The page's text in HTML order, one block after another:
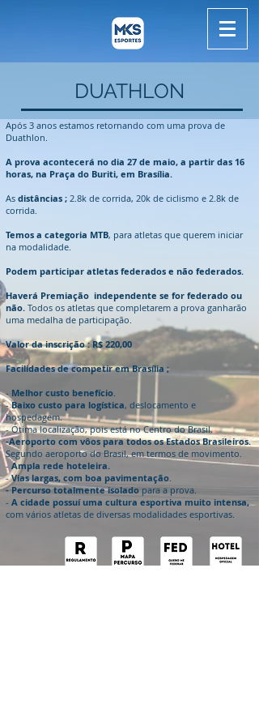
DUATHLON
Após 3 anos estamos retornando com uma prova de
Duathlon.
A prova acontecerá no dia 27 de maio, a partir das 16
horas, na Praça do Buriti, em Brasília.
As distâncias ; 2.8k de corrida, 20k de ciclismo e 2.8k de
corrida.
Temos a categoria MTB, para atletas que querem iniciar
na modalidade.
Podem participar atletas federados e não federados.
Haverá Premiação independente se for federado ou
não. Todos os atletas que completarem a prova ganharão
uma medalha de participação.
Valor da inscrição : R$ 220,00
Facilidades de competir em Brasília ;
- Melhor custo benefício.
-Baixo custo para logística, deslocamento e
hospedagem.
- Ótima localização, pois está no Centro do Brasil.
-Aeroporto com vôos para todos os Estados Brasileiros.
Segundo aeroporto do Brasil, em termos de movimento.
- Ampla rede hoteleira.
-Vias largas, com boa pavimentação.
- Percurso totalmente isolado para a prova.
- A cidade possuí uma cultura esportiva muito intensa,
com vários atletas de diversas modalidades esportivas.